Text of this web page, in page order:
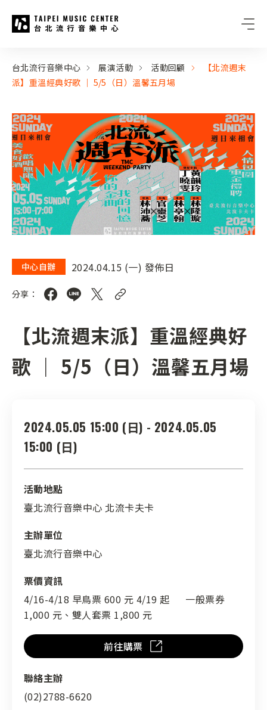
:::
台北流行音樂中心 展演活動 活動回顧
【北流週末
派】重溫經典好歌 ｜ 5/5（日）溫馨五月場
中心自辦 2024.04.15 (一) 發佈日
分享：
【北流週末派】重溫經典好
歌 ｜ 5/5（日）溫馨五月場
2024.05.05 15:00 (日) - 2024.05.05
15:00 (日)
活動地點
臺北流行音樂中心 北流卡夫卡
主辦單位
臺北流行音樂中心
票價資訊
4/16-4/18 早鳥票 600 元 4/19 起 一般票券
1,000 元、雙人套票 1,800 元
前往購票
聯絡主辦
(02)2788-6620